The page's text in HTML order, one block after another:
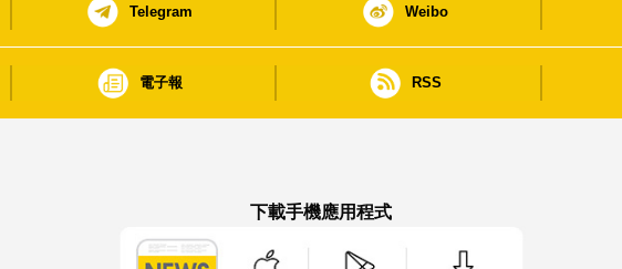
Telegram Weibo
電子報 RSS
下載手機應用程式